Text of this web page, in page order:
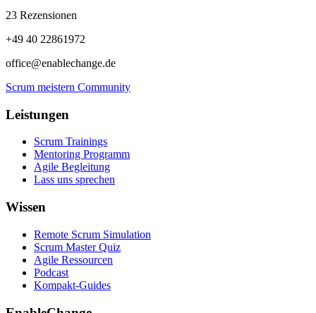
23 Rezensionen
+49 40 22861972
office@enablechange.de
Scrum meistern Community
Leistungen
Scrum Trainings
Mentoring Programm
Agile Begleitung
Lass uns sprechen
Wissen
Remote Scrum Simulation
Scrum Master Quiz
Agile Ressourcen
Podcast
Kompakt-Guides